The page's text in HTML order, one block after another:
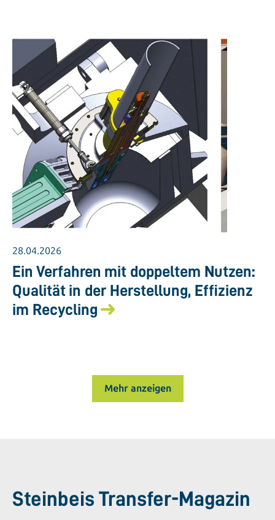
28.04.2026
Ein Verfahren mit doppeltem Nutzen:
Qualität in der Herstellung, Effizienz
im Recycling
Mehr anzeigen
Steinbeis Transfer-Magazin